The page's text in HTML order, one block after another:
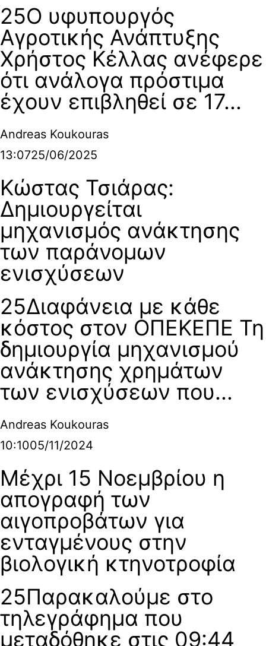
25Ο υφυπουργός
Αγροτικής Ανάπτυξης
Χρήστος Κέλλας ανέφερε
ότι ανάλογα πρόστιμα
έχουν επιβληθεί σε 17...
Andreas Koukouras
13:0725/06/2025
Κώστας Τσιάρας:
Δημιουργείται
μηχανισμός ανάκτησης
των παράνομων
ενισχύσεων
25Διαφάνεια με κάθε
κόστος στον ΟΠΕΚΕΠΕ Τη
δημιουργία μηχανισμού
ανάκτησης χρημάτων
των ενισχύσεων που...
Andreas Koukouras
10:1005/11/2024
Μέχρι 15 Νοεμβρίου η
απογραφή των
αιγοπροβάτων για
ενταγμένους στην
βιολογική κτηνοτροφία
25Παρακαλούμε στο
τηλεγράφημα που
μεταδόθηκε στις 09:44